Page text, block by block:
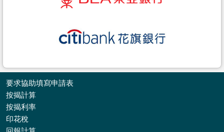
收
要求協助填寫申請表
按揭計算
按揭利率
印花稅